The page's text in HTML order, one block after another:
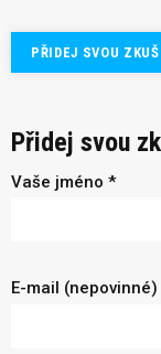
PŘIDEJ SVOU
Přidej svou
Vaše jméno *
E-mail (nepovinné)